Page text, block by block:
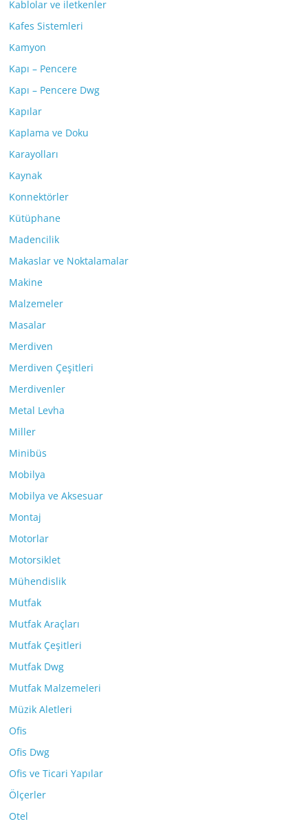
Kablolar ve iletkenler
Kafes Sistemleri
Kamyon
Kapı – Pencere
Kapı – Pencere Dwg
Kapılar
Kaplama ve Doku
Karayolları
Kaynak
Konnektörler
Kütüphane
Madencilik
Makaslar ve Noktalamalar
Makine
Malzemeler
Masalar
Merdiven
Merdiven Çeşitleri
Merdivenler
Metal Levha
Miller
Minibüs
Mobilya
Mobilya ve Aksesuar
Montaj
Motorlar
Motorsiklet
Mühendislik
Mutfak
Mutfak Araçları
Mutfak Çeşitleri
Mutfak Dwg
Mutfak Malzemeleri
Müzik Aletleri
Ofis
Ofis Dwg
Ofis ve Ticari Yapılar
Ölçerler
Otel